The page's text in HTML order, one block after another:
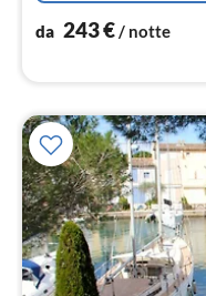
da 243€/ notte